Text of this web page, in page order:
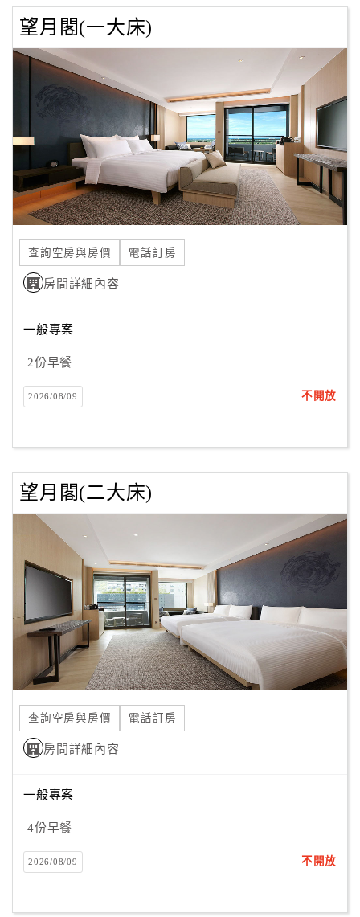
望月閣(一大床)
查詢空房與房價 電話訂房
房間詳細內容
一般專案
2份早餐
2026/08/09 不開放
望月閣(二大床)
查詢空房與房價 電話訂房
房間詳細內容
一般專案
4份早餐
2026/08/09 不開放